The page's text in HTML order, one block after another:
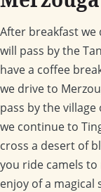
After breakfast we
will pass by the
have a coffee
we drive to
pass by the
we continue to
cross a desert of
you ride camels to
enjoy of a